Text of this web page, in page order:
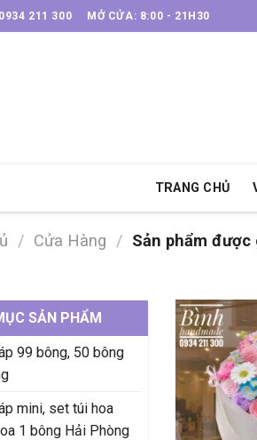
211 300 MỞ CỬA: 8:00 - 21H30
TRANG CHỦ
/ Cửa Hàng / Sản phẩm được
SẢN PHẨM
99 bông, 50 bông
mini, set túi hoa
1 bông Hải Phòng